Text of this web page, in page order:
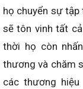
họ chuyển sự
sẽ tôn vinh tất
thời họ còn
thương và chăm
các thương